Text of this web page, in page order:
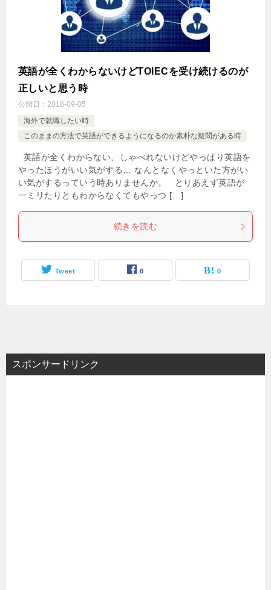
英語が全くわからないけどTOIECを受け続けるのが
正しいと思う時
公開日： 2018-09-05
海外で就職したい時
このままの方法で英語ができるようになるのか素朴な疑問がある時
英語が全くわからない、しゃべれないけどやっぱり英語を
やったほうがいい気がする… なんとなくやっといた方がい
い気がするっていう時ありませんか。 とりあえず英語が
一ミリたりともわからなくてもやっつ […]
続きを読む
Tweet 0 0
スポンサードリンク